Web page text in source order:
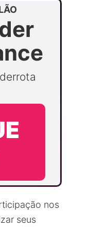
nos
seus